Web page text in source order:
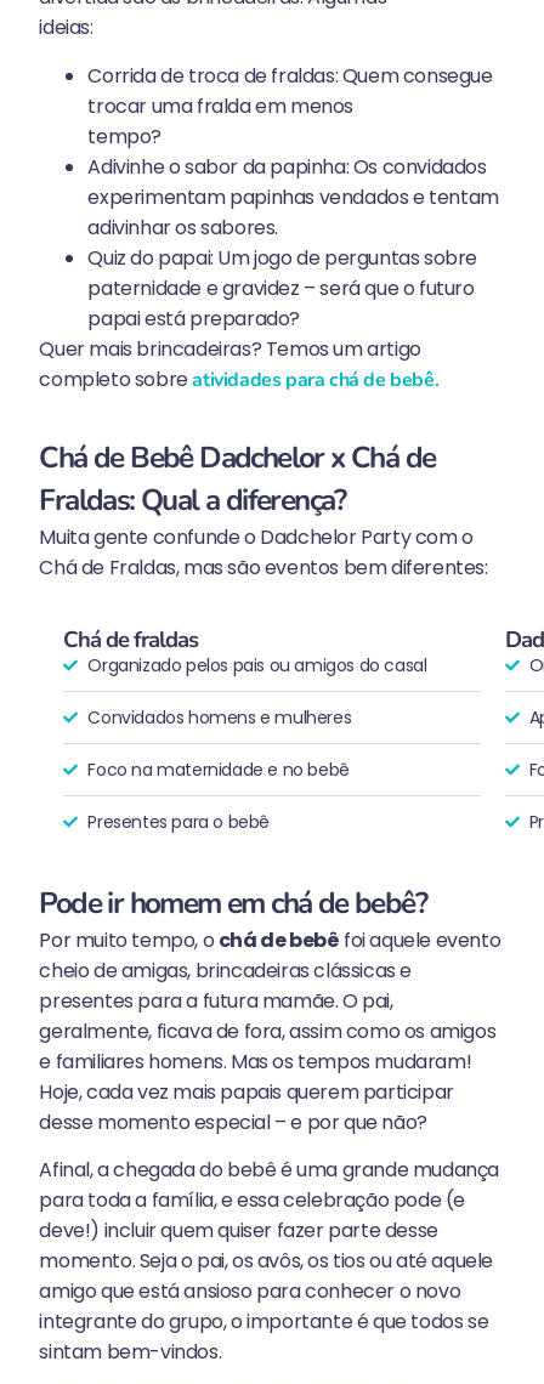
ideias:
Corrida de troca de fraldas: Quem consegue
trocar uma fralda em menos
tempo?
Adivinhe o sabor da papinha: Os convidados
experimentam papinhas vendados e tentam
adivinhar os sabores.
Quiz do papai: Um jogo de perguntas sobre
paternidade e gravidez – será que o futuro
papai está preparado?
Quer mais brincadeiras? Temos um artigo
completo sobreatividades para chá de bebê.
Chá de Bebê Dadchelor x Chá de
Fraldas: Qual a diferença?
Muita gente confunde o Dadchelor Party com o
Chá de Fraldas, mas são eventos bem diferentes:
Chá de fraldas
Organizado pelos pais ou amigos do casal
Convidados homens e mulheres
Foco na maternidade e no bebê
Presentes para o bebê
Pode ir homem em chá de bebê?
Por muito tempo, o chá de bebê foi aquele evento
cheio de amigas, brincadeiras clássicas e
presentes para a futura mamãe. O pai,
geralmente, ficava de fora, assim como os amigos
e familiares homens. Mas os tempos mudaram!
Hoje, cada vez mais papais querem participar
desse momento especial – e por que não?
Afinal, a chegada do bebê é uma grande mudança
para toda a família, e essa celebração pode (e
deve!) incluir quem quiser fazer parte desse
momento. Seja o pai, os avôs, os tios ou até aquele
amigo que está ansioso para conhecer o novo
integrante do grupo, o importante é que todos se
sintam bem-vindos.